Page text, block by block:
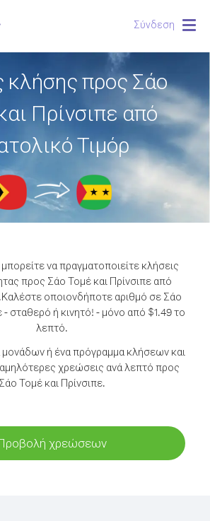
Σύνδεση
κλήσης προς Σάο
Πρίνσιπε από
Τιμόρ
να πραγματοποιείτε κλήσεις
προς Σάο Τομέ και Πρίνσιπε από
Καλέστε οποιονδήποτε αριθμό σε Σάο
- σταθερό ή κινητό! - μόνο από $1.49 το
λεπτό.
ή ένα πρόγραμμα κλήσεων και
χρεώσεις ανά λεπτό προς
Σάο Τομέ και Πρίνσιπε.
χρεώσεων